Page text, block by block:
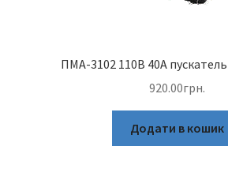
ПМА-3102 110В 40А
920.00грн.
Додати в кошик